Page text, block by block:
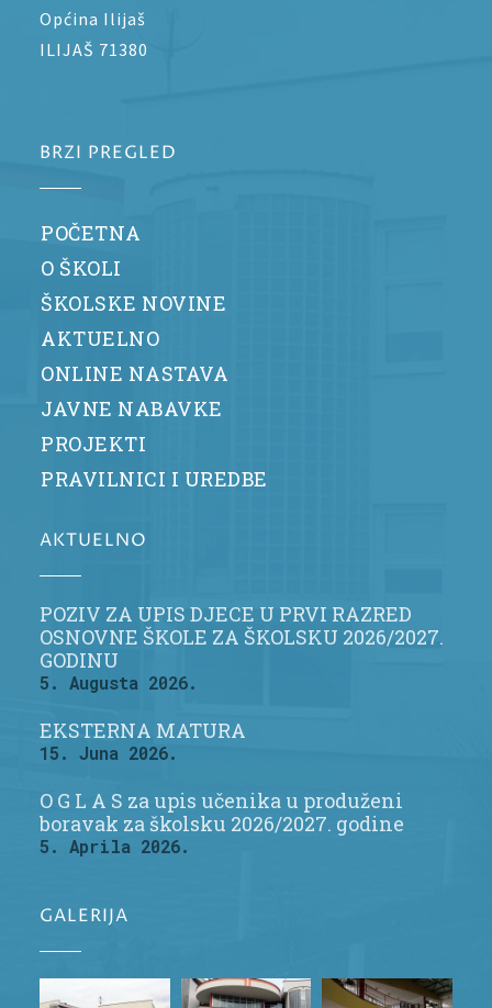
Općina Ilijaš
ILIJAŠ 71380
BRZI PREGLED
POČETNA
O ŠKOLI
ŠKOLSKE NOVINE
AKTUELNO
ONLINE NASTAVA
JAVNE NABAVKE
PROJEKTI
PRAVILNICI I UREDBE
AKTUELNO
POZIV ZA UPIS DJECE U PRVI RAZRED
OSNOVNE ŠKOLE ZA ŠKOLSKU 2026/2027.
GODINU
5. Augusta 2026.
EKSTERNA MATURA
15. Juna 2026.
O G L A S za upis učenika u produženi
boravak za školsku 2026/2027. godine
5. Aprila 2026.
GALERIJA